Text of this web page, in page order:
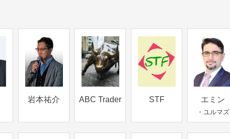
岩本祐介 ABC Trader STF エミン
・ユルマズ